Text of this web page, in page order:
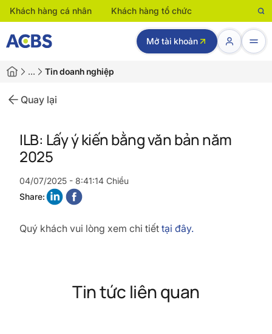
Khách hàng cá nhân Khách hàng tổ chức
Mở tài khoản
… Tin doanh nghiệp
Quay lại
ILB: Lấy ý kiến bằng văn bản năm
2025
04/07/2025 - 8:41:14 Chiều
Share:
Quý khách vui lòng xem chi tiết tại đây.
Tin tức liên quan